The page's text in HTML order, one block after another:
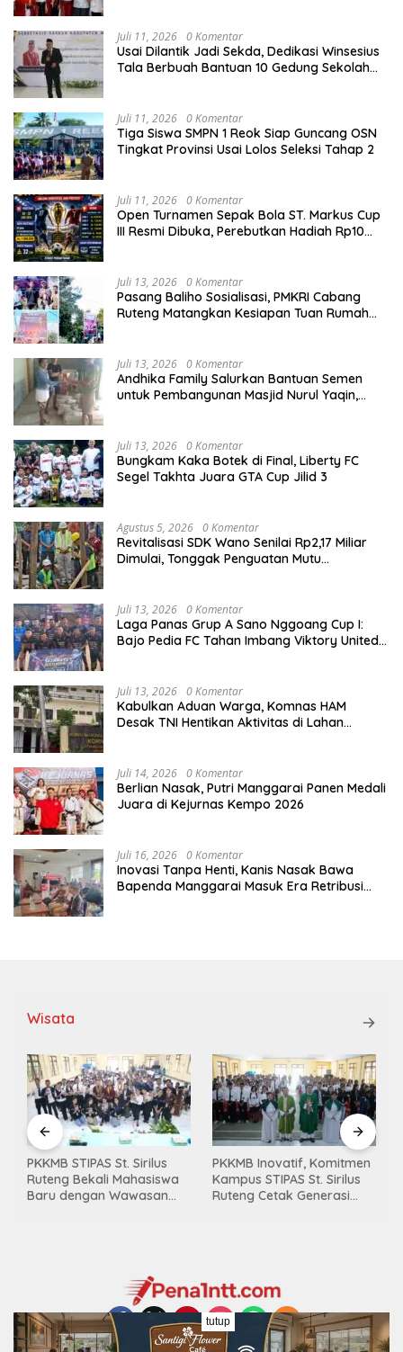
Juli 11, 2026 0 Komentar
Usai Dilantik Jadi Sekda, Dedikasi Winsesius
Tala Berbuah Bantuan 10 Gedung Sekolah
Juli 11, 2026 0 Komentar
Tiga Siswa SMPN 1 Reok Siap Guncang OSN
Tingkat Provinsi Usai Lolos Seleksi Tahap 2
Juli 11, 2026 0 Komentar
Open Turnamen Sepak Bola ST. Markus Cup
III Resmi Dibuka, Perebutkan Hadiah Rp10
Juli 13, 2026 0 Komentar
Pasang Baliho Sosialisasi, PMKRI Cabang
Ruteng Matangkan Kesiapan Tuan Rumah
Juli 13, 2026 0 Komentar
Andhika Family Salurkan Bantuan Semen
untuk Pembangunan Masjid Nurul Yaqin,
Juli 13, 2026 0 Komentar
Bungkam Kaka Botek di Final, Liberty FC
Segel Takhta Juara GTA Cup Jilid 3
Agustus 5, 2026 0 Komentar
Revitalisasi SDK Wano Senilai Rp2,17 Miliar
Dimulai, Tonggak Penguatan Mutu
Juli 13, 2026 0 Komentar
Laga Panas Grup A Sano Nggoang Cup I:
Bajo Pedia FC Tahan Imbang Viktory United
Juli 13, 2026 0 Komentar
Kabulkan Aduan Warga, Komnas HAM
Desak TNI Hentikan Aktivitas di Lahan
Juli 14, 2026 0 Komentar
Berlian Nasak, Putri Manggarai Panen Medali
Juara di Kejurnas Kempo 2026
Juli 16, 2026 0 Komentar
Inovasi Tanpa Henti, Kanis Nasak Bawa
Bapenda Manggarai Masuk Era Retribusi
Wisata
PKKMB STIPAS St. Sirilus
Ruteng Bekali Mahasiswa
Baru dengan Wawasan
PKKMB Inovatif, Komitmen
Kampus STIPAS St. Sirilus
Ruteng Cetak Generasi
tutup